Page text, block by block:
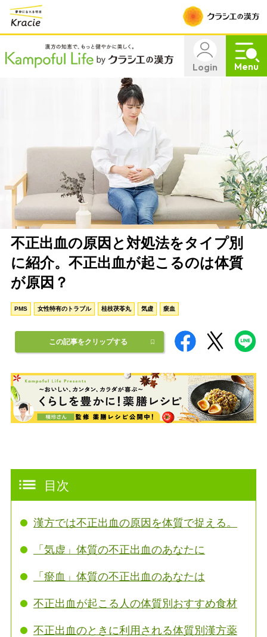
Login Menu
不正出血の原因と対処法をタイプ別
に紹介。不正出血が起こるのは体質
が原因？
PMS 女性特有のトラブル 桂枝茯苓丸 気虚 瘀血
この記事をクリップする
目次
漢方では不正出血の原因を体質で捉える。
「気虚」体質の不正出血のあなたに
「瘀血」体質の不正出血のあなたは
不正出血が起こる人の体質別おすすめ食材
不正出血のときに利用される体質別漢方薬